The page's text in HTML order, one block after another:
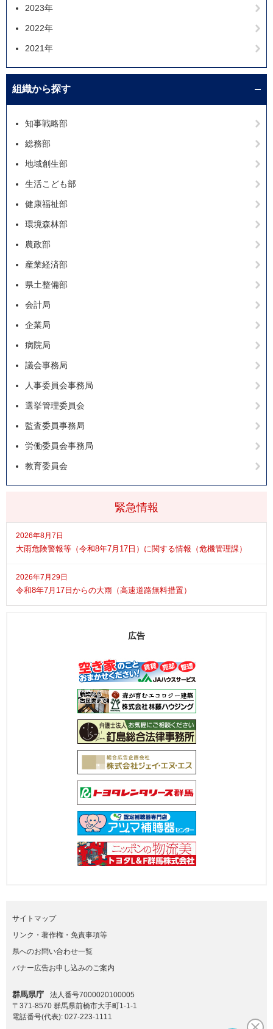
緊急情報
2026年8月7日
大雨危険警報等（令和8年7月17日）に関する情報（危機管理課）
2026年7月29日
令和8年7月17日からの大雨（高速道路無料措置）
2023年
2022年
2021年
組織から探す
知事戦略部
総務部
地域創生部
生活こども部
健康福祉部
環境森林部
農政部
産業経済部
県土整備部
会計局
企業局
病院局
議会事務局
人事委員会事務局
選挙管理委員会
監査委員事務局
労働委員会事務局
教育委員会
広告
サイトマップ
リンク・著作権・免責事項等
県へのお問い合わせ一覧
バナー広告お申し込みのご案内
群馬県庁
法人番号7000020100005
〒371-8570 群馬県前橋市大手町1-1-1
電話番号(代表): 027-223-1111